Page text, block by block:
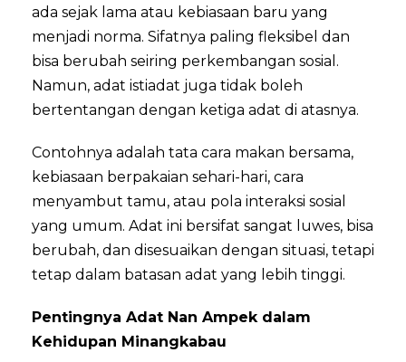
ada sejak lama atau kebiasaan baru yang
menjadi norma. Sifatnya paling fleksibel dan
bisa berubah seiring perkembangan sosial.
Namun, adat istiadat juga tidak boleh
bertentangan dengan ketiga adat di atasnya.
Contohnya adalah tata cara makan bersama,
kebiasaan berpakaian sehari-hari, cara
menyambut tamu, atau pola interaksi sosial
yang umum. Adat ini bersifat sangat luwes, bisa
berubah, dan disesuaikan dengan situasi, tetapi
tetap dalam batasan adat yang lebih tinggi.
Pentingnya Adat Nan Ampek dalam
Kehidupan Minangkabau